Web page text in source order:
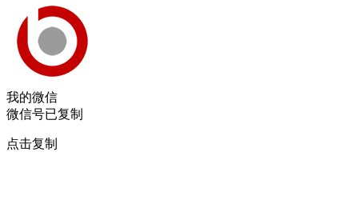
我的微信
微信号已复制
点击复制